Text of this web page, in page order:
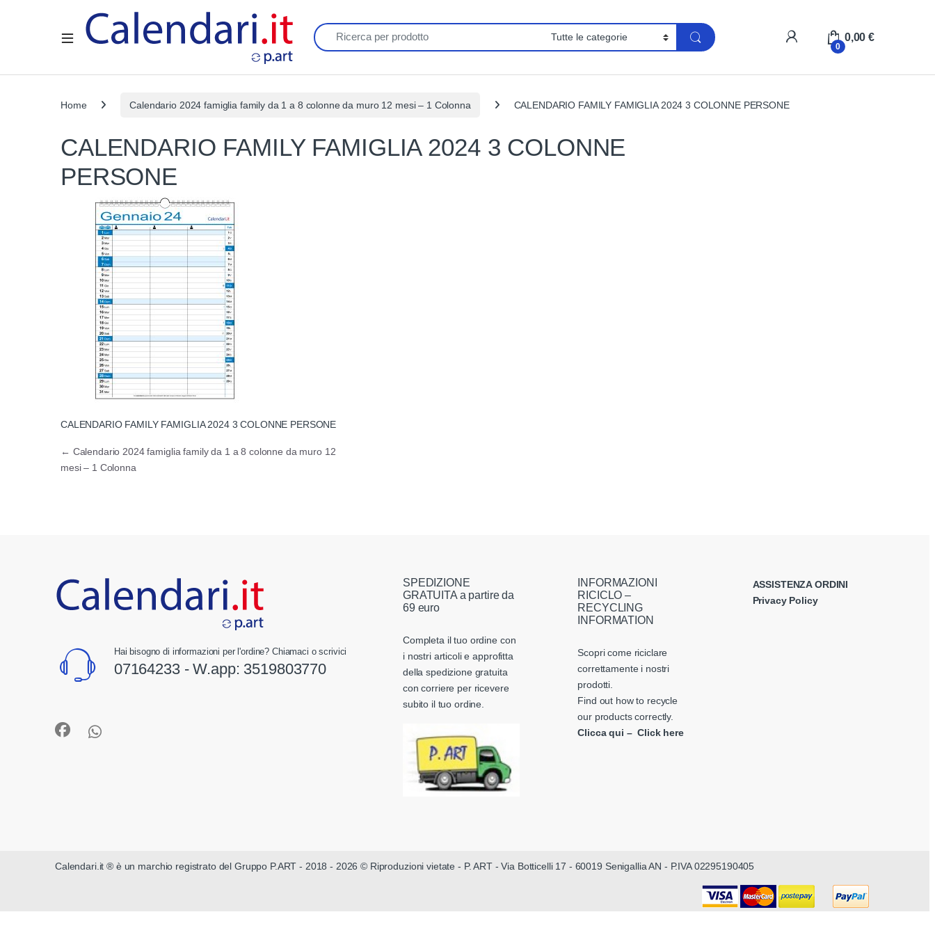
Open
Search for:
My Account
0
0,00€
Home Calendario 2024 famiglia family da 1 a 8 colonne da muro 12 mesi – 1 Colonna CALENDARIO FAMILY FAMIGLIA 2024 3 COLONNE PERSONE
CALENDARIO FAMILY FAMIGLIA 2024 3 COLONNE
PERSONE
CALENDARIO FAMILY FAMIGLIA 2024 3 COLONNE PERSONE
Navigazione articoli
← Calendario 2024 famiglia family da 1 a 8 colonne da muro 12
mesi – 1 Colonna
Hai bisogno di informazioni per l'ordine? Chiamaci o scrivici
07164233 - W.app: 3519803770
SPEDIZIONE
GRATUITA a partire da
69 euro
Completa il tuo ordine con
i nostri articoli e approfitta
della spedizione gratuita
con corriere per ricevere
subito il tuo ordine.
INFORMAZIONI
RICICLO –
RECYCLING
INFORMATION
Scopri come riciclare
correttamente i nostri
prodotti.
Find out how to recycle
our products correctly.
Clicca qui – Click here
ASSISTENZA ORDINI
Privacy Policy
Calendari.it ® è un marchio registrato del Gruppo P.ART - 2018 - 2026 © Riproduzioni vietate - P. ART - Via Botticelli 17 - 60019 Senigallia AN - P.IVA 02295190405